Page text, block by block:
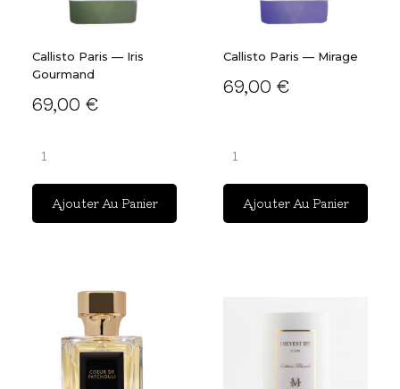
Callisto Paris — Iris
Gourmand
69,00 €
Ajouter Au Panier
Callisto Paris — Mirage
69,00 €
Ajouter Au Panier